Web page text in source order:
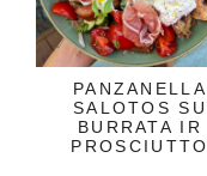
PANZANELLA
SALOTOS SU
BURRATA IR
PROSCIUTTO